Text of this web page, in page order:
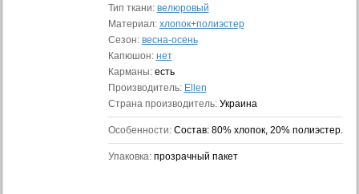
Тип ткани: велюровый
Материал: хлопок+полиэстер
Сезон: весна-осень
Капюшон: нет
Карманы: есть
Производитель: Ellen
Страна производитель: Украина
Особенности: Состав: 80% хлопок, 20% полиэстер.
Упаковка: прозрачный пакет